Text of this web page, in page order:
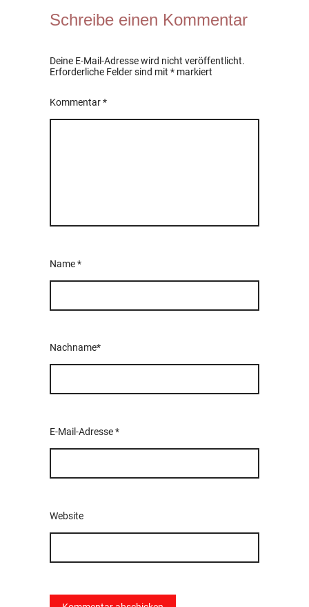
Schreibe einen Kommentar
Deine E-Mail-Adresse wird nicht veröffentlicht.
Erforderliche Felder sind mit * markiert
Kommentar*
Name*
Nachname*
E-Mail-Adresse*
Website